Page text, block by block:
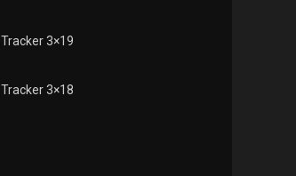
Tracker 3×19
Tracker 3×18